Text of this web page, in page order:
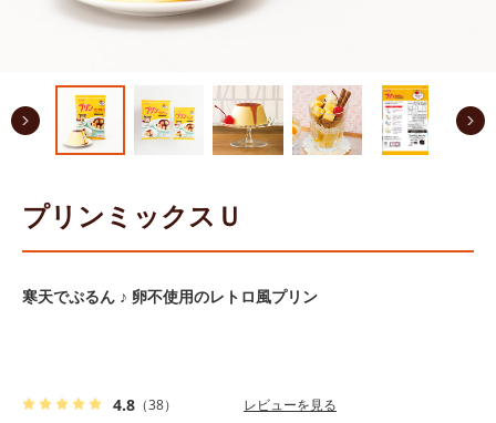
プリンミックスＵ
寒天でぷるん ♪ 卵不使用のレトロ風プリン
4.8 （38） レビューを見る